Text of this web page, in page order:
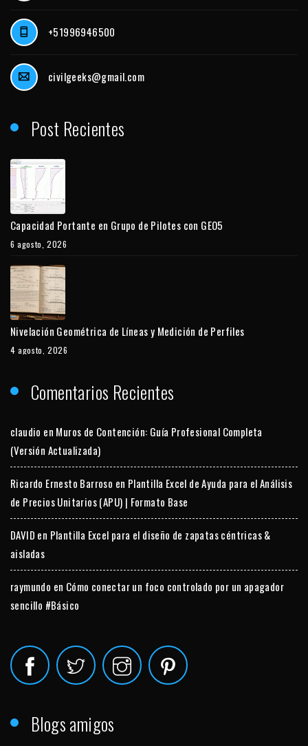
+51996946500
civilgeeks@gmail.com
Post Recientes
Capacidad Portante en Grupo de Pilotes con GEO5
6 agosto, 2026
Nivelación Geométrica de Líneas y Medición de Perfiles
4 agosto, 2026
Comentarios Recientes
claudio en Muros de Contención: Guía Profesional Completa
(Versión Actualizada)
Ricardo Ernesto Barroso en Plantilla Excel de Ayuda para el Análisis
de Precios Unitarios (APU) | Formato Base
DAVID en Plantilla Excel para el diseño de zapatas céntricas &
aisladas
raymundo en Cómo conectar un foco controlado por un apagador
sencillo #Básico
Blogs amigos